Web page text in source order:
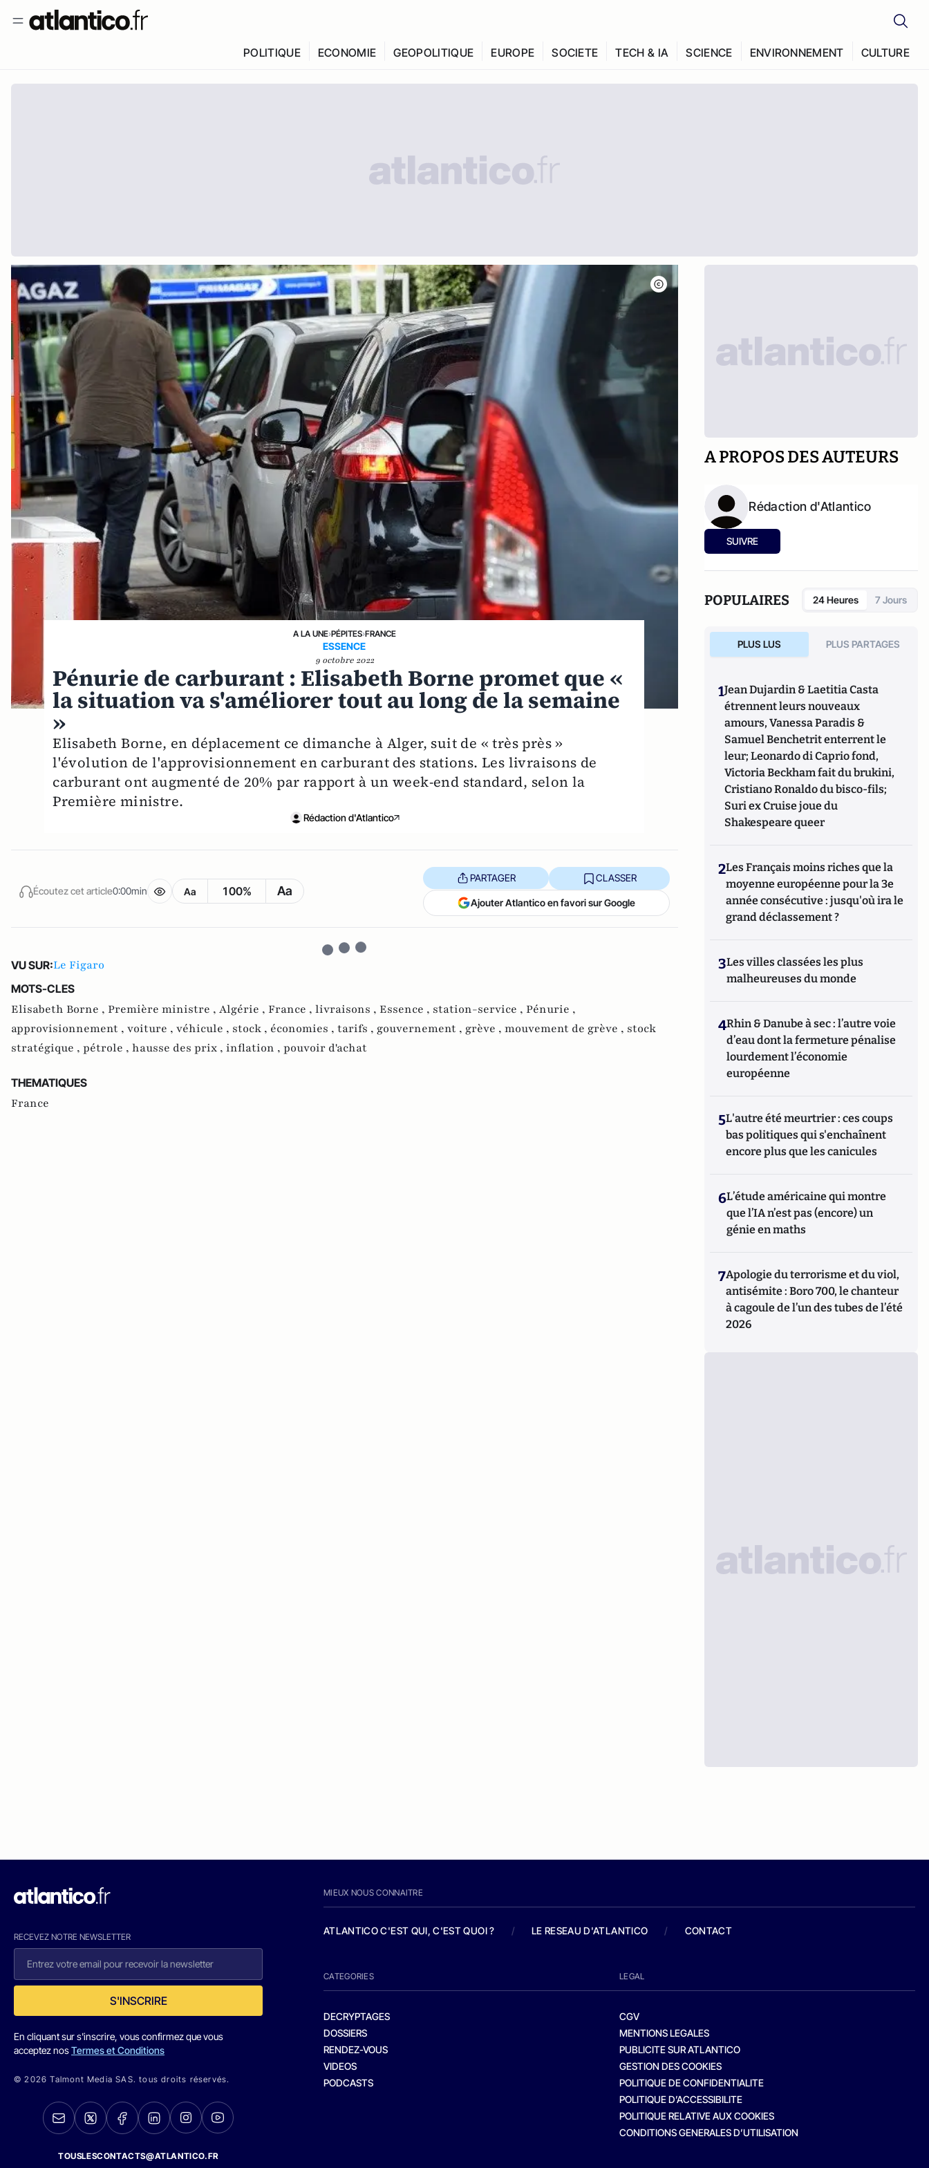
POLITIQUE ECONOMIE GEOPOLITIQUE EUROPE SOCIETE TECH & IA SCIENCE ENVIRONNEMENT CULTURE
A LA UNE›PÉPITES›FRANCE
ESSENCE
9 octobre 2022
Pénurie de carburant : Elisabeth Borne promet que «
la situation va s'améliorer tout au long de la semaine
»
Elisabeth Borne, en déplacement ce dimanche à Alger, suit de « très près »
l'évolution de l'approvisionnement en carburant des stations. Les livraisons de
carburant ont augmenté de 20% par rapport à un week-end standard, selon la
Première ministre.
Rédaction d'Atlantico
Écoutez cet article0:00min Aa 100% Aa
PARTAGER CLASSER
Ajouter Atlantico en favori sur Google
VU SUR:Le Figaro
MOTS-CLES
Elisabeth Borne , Première ministre , Algérie , France , livraisons , Essence , station-service , Pénurie ,
approvisionnement , voiture , véhicule , stock , économies , tarifs , gouvernement , grève , mouvement de grève , stock
stratégique , pétrole , hausse des prix , inflation , pouvoir d'achat
THEMATIQUES
France
A PROPOS DES AUTEURS
Rédaction d'Atlantico
SUIVRE
POPULAIRES 24 Heures 7 Jours
PLUS LUS PLUS PARTAGES
1Jean Dujardin & Laetitia Casta
étrennent leurs nouveaux
amours, Vanessa Paradis &
Samuel Benchetrit enterrent le
leur; Leonardo di Caprio fond,
Victoria Beckham fait du brukini,
Cristiano Ronaldo du bisco-fils;
Suri ex Cruise joue du
Shakespeare queer
2Les Français moins riches que la
moyenne européenne pour la 3e
année consécutive : jusqu'où ira le
grand déclassement ?
3Les villes classées les plus
malheureuses du monde
4Rhin & Danube à sec : l’autre voie
d’eau dont la fermeture pénalise
lourdement l’économie
européenne
5L'autre été meurtrier : ces coups
bas politiques qui s'enchaînent
encore plus que les canicules
6L’étude américaine qui montre
que l’IA n’est pas (encore) un
génie en maths
7Apologie du terrorisme et du viol,
antisémite : Boro 700, le chanteur
à cagoule de l’un des tubes de l’été
2026
RECEVEZ NOTRE NEWSLETTER
S'INSCRIRE
En cliquant sur s'inscrire, vous confirmez que vous
acceptez nosTermes et Conditions
© 2026 Talmont Media SAS. tous droits réservés.
TOUSLESCONTACTS@ATLANTICO.FR
MIEUX NOUS CONNAITRE
ATLANTICO C'EST QUI, C'EST QUOI ? / LE RESEAU D'ATLANTICO / CONTACT
CATEGORIES
DECRYPTAGES
DOSSIERS
RENDEZ-VOUS
VIDEOS
PODCASTS
LEGAL
CGV
MENTIONS LEGALES
PUBLICITE SUR ATLANTICO
GESTION DES COOKIES
POLITIQUE DE CONFIDENTIALITE
POLITIQUE D’ACCESSIBILITE
POLITIQUE RELATIVE AUX COOKIES
CONDITIONS GENERALES D’UTILISATION